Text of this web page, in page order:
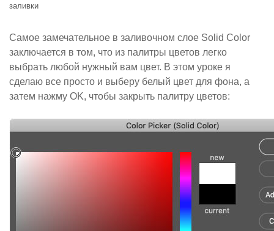
заливки
Самое замечательное в заливочном слое Solid Color
заключается в том, что из палитры цветов легко
выбрать любой нужный вам цвет. В этом уроке я
сделаю все просто и выберу белый цвет для фона, а
затем нажму OK, чтобы закрыть палитру цветов: